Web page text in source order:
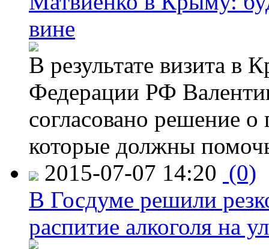
вине
В результате визита в
Федерации РФ
согласовано решение
которые должны
2015-07-07 14:20 (0)
В Госдуме решили
распитие алкоголя на